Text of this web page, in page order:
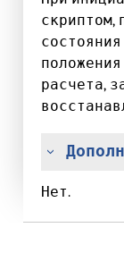
скриптом,
расчета,
Нет.